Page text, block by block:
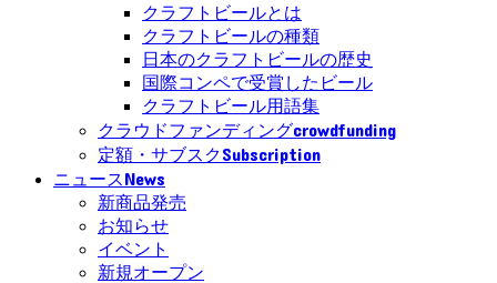
クラフトビールとは
クラフトビールの種類
日本のクラフトビールの歴史
国際コンペで受賞したビール
クラフトビール用語集
クラウドファンディングcrowdfunding
定額・サブスクSubscription
ニュースNews
新商品発売
お知らせ
イベント
新規オープン